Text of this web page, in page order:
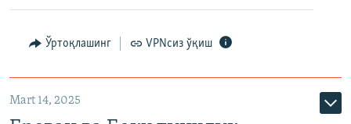
Ўртоқлашинг VPNсиз ўқиш
Mart 14, 2025